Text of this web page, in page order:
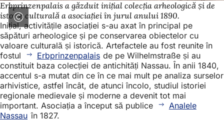
Erbprinzenpalais a găzduit inițial colecția arheologică și de
istorie culturală a asociației în jurul anului 1890.
Inițial, activitățile asociației s-au axat în principal pe
săpături arheologice și pe conservarea obiectelor cu
valoare culturală și istorică. Artefactele au fost reunite în
fostul
Erbprinzenpalais de pe Wilhelmstraße și au
constituit baza colecției de antichități Nassau. În anii 1840,
accentul s-a mutat din ce în ce mai mult pe analiza surselor
arhivistice, astfel încât, de atunci încolo, studiul istoriei
regionale medievale și moderne a devenit tot mai
important. Asociația a început să publice
Analele
Nassau în 1827.